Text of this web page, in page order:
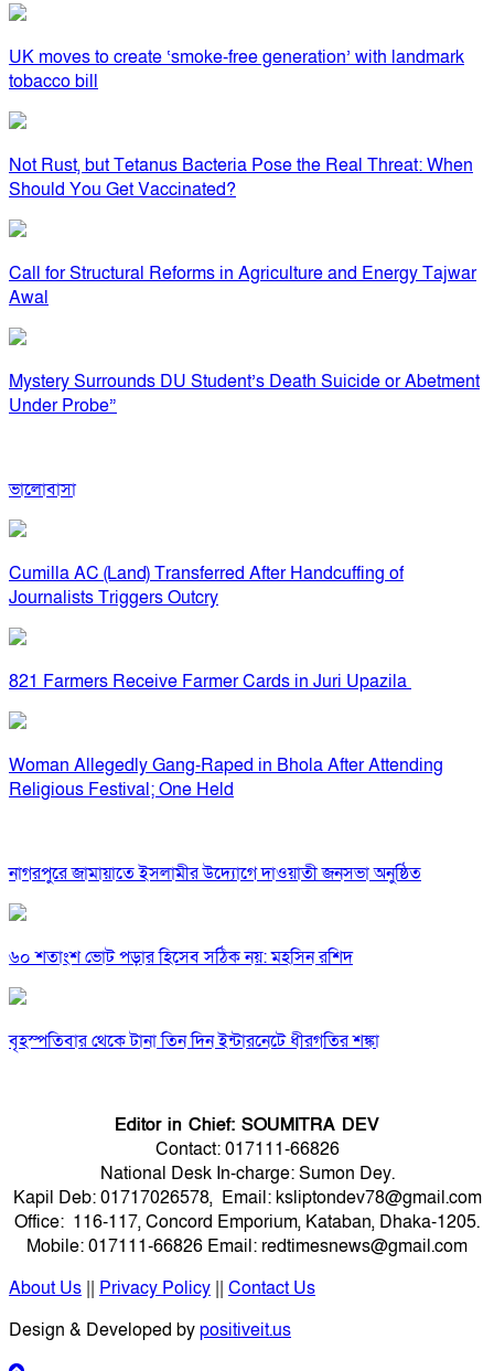
UK moves to create ‘smoke-free generation’ with landmark
tobacco bill
Not Rust, but Tetanus Bacteria Pose the Real Threat: When
Should You Get Vaccinated?
Call for Structural Reforms in Agriculture and Energy Tajwar
Awal
Mystery Surrounds DU Student’s Death Suicide or Abetment
Under Probe”
ভালোবাসা
Cumilla AC (Land) Transferred After Handcuffing of
Journalists Triggers Outcry
821 Farmers Receive Farmer Cards in Juri Upazila
Woman Allegedly Gang-Raped in Bhola After Attending
Religious Festival; One Held
নাগরপুরে জামায়াতে ইসলামীর উদ্যোগে দাওয়াতী জনসভা অনুষ্ঠিত
৬০ শতাংশ ভোট পড়ার হিসেব সঠিক নয়: মহসিন রশিদ
বৃহস্পতিবার থেকে টানা তিন দিন ইন্টারনেটে ধীরগতির শঙ্কা
Editor in Chief: SOUMITRA DEV
Contact: 017111-66826
National Desk In-charge: Sumon Dey.
Kapil Deb: 01717026578, Email: ksliptondev78@gmail.com
Office: 116-117, Concord Emporium, Kataban, Dhaka-1205.
Mobile: 017111-66826 Email: redtimesnews@gmail.com
About Us || Privacy Policy || Contact Us
Design & Developed bypositiveit.us